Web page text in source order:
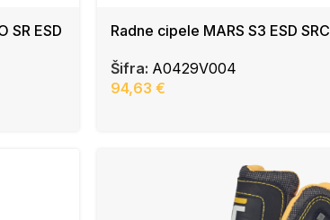
SR ESD Radne cipele MARS S3 ESD SRC
Šifra: A0429V004
94,63 €